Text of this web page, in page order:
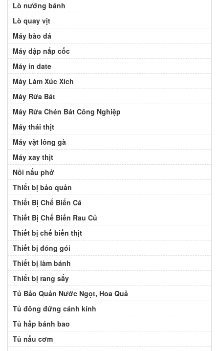
Lò nướng bánh
Lò quay vịt
Máy bào đá
Máy dập nắp cốc
Máy in date
Máy Làm Xúc Xích
Máy Rửa Bát
Máy Rửa Chén Bát Công Nghiệp
Máy thái thịt
Máy vặt lông gà
Máy xay thịt
Nồi nấu phở
Thiết bị bảo quản
Thiết Bị Chế Biến Cá
Thiết Bị Chế Biến Rau Củ
Thiết bị chế biến thịt
Thiết bị đóng gói
Thiết bị làm bánh
Thiết bị rang sấy
Tủ Bảo Quản Nước Ngọt, Hoa Quả
Tủ đông đứng cánh kính
Tủ hấp bánh bao
Tủ nấu cơm